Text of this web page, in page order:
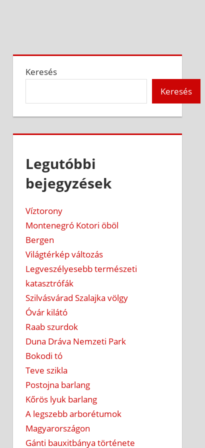
Keresés
Keresés
Legutóbbi
bejegyzések
Víztorony
Montenegró Kotori öböl
Bergen
Világtérkép változás
Legveszélyesebb természeti
katasztrófák
Szilvásvárad Szalajka völgy
Óvár kilátó
Raab szurdok
Duna Dráva Nemzeti Park
Bokodi tó
Teve szikla
Postojna barlang
Kőrös lyuk barlang
A legszebb arborétumok
Magyarországon
Gánti bauxitbánya története